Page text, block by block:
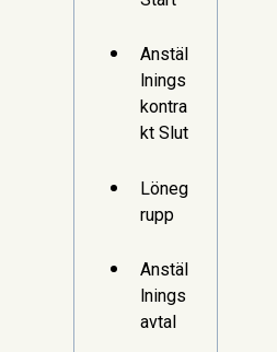
Anstäl
lnings
kontra
kt Slut
Löneg
rupp
Anstäl
lnings
avtal